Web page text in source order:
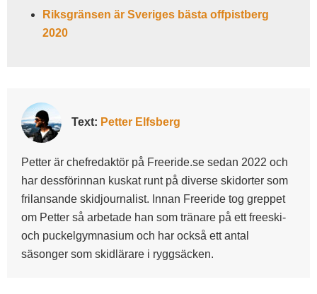
Riksgränsen är Sveriges bästa offpistberg
2020
Text: Petter Elfsberg
Petter är chefredaktör på Freeride.se sedan 2022 och
har dessförinnan kuskat runt på diverse skidorter som
frilansande skidjournalist. Innan Freeride tog greppet
om Petter så arbetade han som tränare på ett freeski-
och puckelgymnasium och har också ett antal
säsonger som skidlärare i ryggsäcken.